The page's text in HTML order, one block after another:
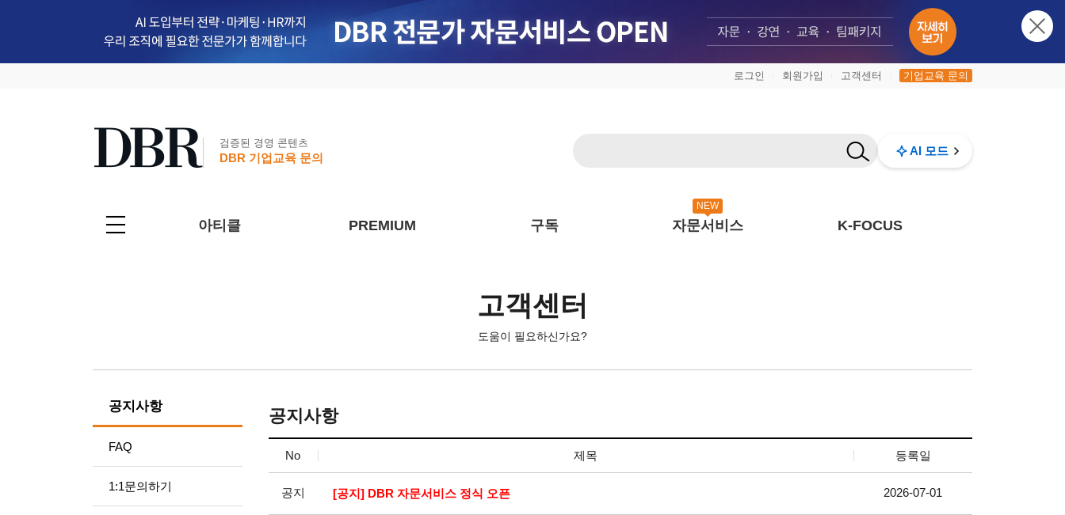
로그인 회원가입 고객센터 기업교육 문의
검증된 경영 콘텐츠
DBR 기업교육 문의
AI 모드
아티클 PREMIUM 구독
NEW
자문서비스 K-FOCUS
고객센터
도움이 필요하신가요?
공지사항
FAQ
1:1문의하기
공지사항
No 제목 등록일
공지 [공지] DBR 자문서비스 정식 오픈 2026-07-01